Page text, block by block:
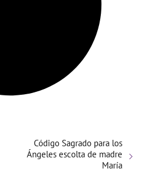
Código Sagrado para los
Ángeles escolta de madre
María